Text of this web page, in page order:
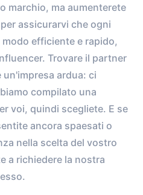
marchio, ma aumenterete
assicurarvi che ogni
efficiente e rapido,
Trovare il partner
ardua: ci
compilato una
voi, quindi scegliete. E se
ancora spaesati o
nella scelta del vostro
a richiedere la nostra